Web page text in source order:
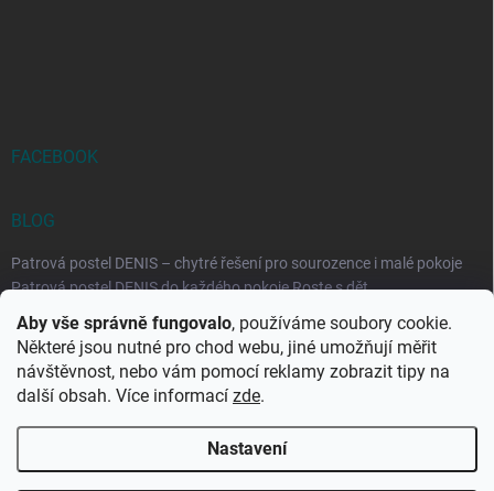
Aby vše správně fungovalo, používáme soubory cookie.
Některé jsou nutné pro chod webu, jiné umožňují měřit
návštěvnost, nebo vám pomocí reklamy zobrazit tipy na
další obsah. Více informací zde.
Nastavení
FACEBOOK
BLOG
Patrová postel DENIS – chytré řešení pro sourozence i malé pokoje
Patrová postel DENIS do každého pokoje Roste s dět...
Rozkládací postele RELAX – ideální řešení pro malé prostory i
každodenní spaní
Rozkládací postel, která se přizpůsobí vašemu živo...